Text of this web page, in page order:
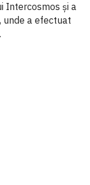
Intercosmos și a
unde a efectuat